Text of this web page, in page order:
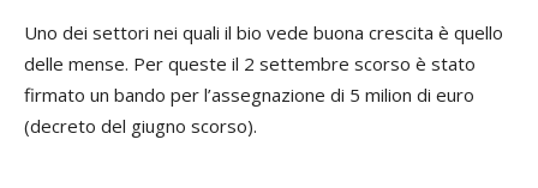
Uno dei settori nei quali il bio vede buona crescita è quello
delle mense. Per queste il 2 settembre scorso è stato
firmato un bando per l’assegnazione di 5 milion di euro
(decreto del giugno scorso).